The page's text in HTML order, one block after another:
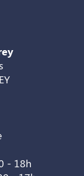
- 18h